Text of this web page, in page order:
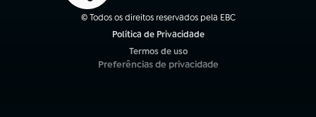
© Todos os direitos reservados pela EBC
Política de Privacidade
Termos de uso
(abre em nova aba)
Preferências de privacidade